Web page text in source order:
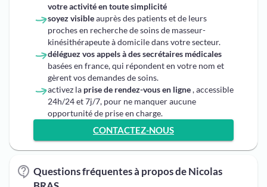
votre activité en toute simplicité
soyez visibleauprès des patients et de leurs
proches en recherche de soins de masseur-
kinésithérapeute à domicile dans votre secteur.
déléguez vos appels à des secrétaires médicales
basées en france, qui répondent en votre nom et
gèrent vos demandes de soins.
activez la prise de rendez-vous en ligne, accessible
24h/24 et 7j/7, pour ne manquer aucune
opportunité de prise en charge.
CONTACTEZ-NOUS
Questions fréquentes à propos de Nicolas